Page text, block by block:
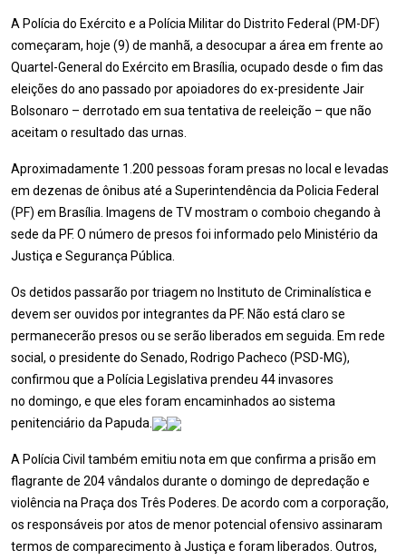
A Polícia do Exército e a Polícia Militar do Distrito Federal (PM-DF)
começaram, hoje (9) de manhã, a desocupar a área em frente ao
Quartel-General do Exército em Brasília, ocupado desde o fim das
eleições do ano passado por apoiadores do ex-presidente Jair
Bolsonaro – derrotado em sua tentativa de reeleição – que não
aceitam o resultado das urnas.
Aproximadamente 1.200 pessoas foram presas no local e levadas
em dezenas de ônibus até a Superintendência da Policia Federal
(PF) em Brasília. Imagens de TV mostram o comboio chegando à
sede da PF. O número de presos foi informado pelo Ministério da
Justiça e Segurança Pública.
Os detidos passarão por triagem no Instituto de Criminalística e
devem ser ouvidos por integrantes da PF. Não está claro se
permanecerão presos ou se serão liberados em seguida. Em rede
social, o presidente do Senado, Rodrigo Pacheco (PSD-MG),
confirmou que a Polícia Legislativa prendeu 44 invasores
no domingo, e que eles foram encaminhados ao sistema
penitenciário da Papuda.
A Polícia Civil também emitiu nota em que confirma a prisão em
flagrante de 204 vândalos durante o domingo de depredação e
violência na Praça dos Três Poderes. De acordo com a corporação,
os responsáveis por atos de menor potencial ofensivo assinaram
termos de comparecimento à Justiça e foram liberados. Outros,